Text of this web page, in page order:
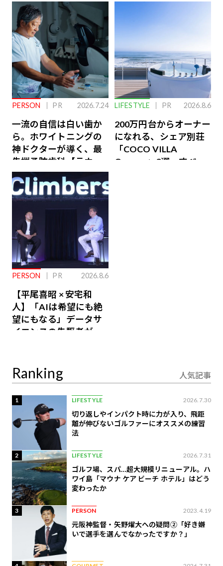
PERSON PR 2026.7.24
一流の自信は白い歯か
ら。ホワイトニングの
神ドクターが導く、最
先端予防歯科【ラウン
ジ会員特典あり】
LIFESTYLE PR 2026.8.6
200万円台からオーナー
になれる、シェア別荘
「COCO VILLA
Owners」3選。すべて
PERSON PR 2026.8.6
【平尾喜昭 × 安宅和
人】「AIは希望にも絶
望にもなる」データサ
イエンスの先駆者が語
Ranking 人気記事
1 LIFESTYLE 2026.7.30
切り返しやインパクト時に力が入り、飛距
離が伸びないゴルファーにオススメの練習
法
2 LIFESTYLE 2026.7.31
ゴルフ場、スパ…超大規模リニューアル。ハ
ワイ島「マウナ ケア ビーチ ホテル」はどう
変わったか
3 PERSON 2023.4.19
元阪神監督・矢野燿大への疑問②「好き嫌
いで選手を選んでなかったですか？」